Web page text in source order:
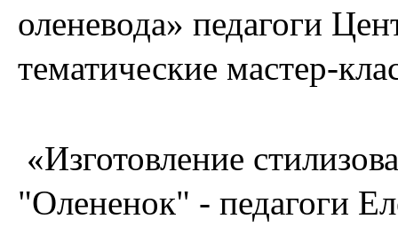
оленевода» педагоги
тематические мастер-
«Изготовление
"Олененок" - педагоги